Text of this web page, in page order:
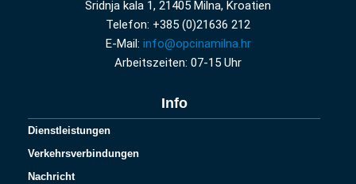
Sridnja kala 1, 21405 Milna, Kroatien
Telefon: +385 (0)21636 212
E-Mail: info@opcinamilna.hr
Arbeitszeiten: 07-15 Uhr
Info
Dienstleistungen
Verkehrsverbindungen
Nachricht